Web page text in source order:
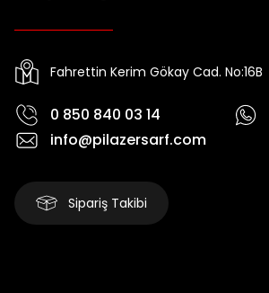
Fahrettin Kerim Gökay Cad. No:16B
0 850 840 03 14
info@pilazersarf.com
Sipariş Takibi